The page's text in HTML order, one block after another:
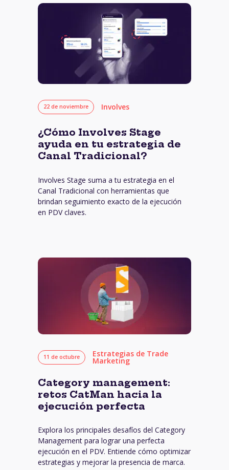
22 de noviembre Involves
¿Cómo Involves Stage
ayuda en tu estrategia de
Canal Tradicional?
Involves Stage suma a tu estrategia en el
Canal Tradicional con herramientas que
brindan seguimiento exacto de la ejecución
en PDV claves.
11 de octubre Estrategias de Trade
Marketing
Category management:
retos CatMan hacia la
ejecución perfecta
Explora los principales desafíos del Category
Management para lograr una perfecta
ejecución en el PDV. Entiende cómo optimizar
estrategias y mejorar la presencia de marca.